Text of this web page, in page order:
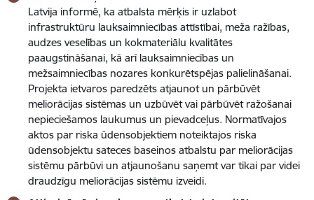
Latvija informē, ka atbalsta mērķis ir uzlabot
infrastruktūru lauksaimniecības attīstībai, meža ražības,
audzes veselības un kokmateriālu kvalitātes
paaugstināšanai, kā arī lauksaimniecības un
mežsaimniecības nozares konkurētspējas palielināšanai.
Projekta ietvaros paredzēts atjaunot un pārbūvēt
meliorācijas sistēmas un uzbūvēt vai pārbūvēt ražošanai
nepieciešamos laukumus un pievadceļus. Normatīvajos
aktos par riska ūdensobjektiem noteiktajos riska
ūdensobjektu sateces baseinos atbalstu par meliorācijas
sistēmu pārbūvi un atjaunošanu saņemt var tikai par videi
draudzīgu meliorācijas sistēmu izveidi.